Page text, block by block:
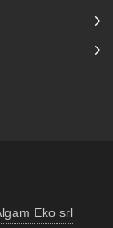
Eko srl